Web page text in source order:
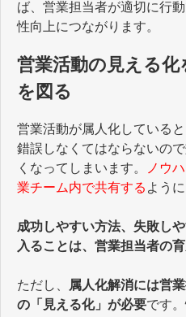
ば、営業担当者が適切に行
性向上につながります。
営業活動の見える
を図る
営業活動が属人化している
錯誤しなくてはならないの
くなってしまいます。
ノウ
業チーム内で共有する よう
成功しやすい方法、失敗し
入ることは、営業担当者の
ただし、
属人化解消には営
の「見える化」が必要です